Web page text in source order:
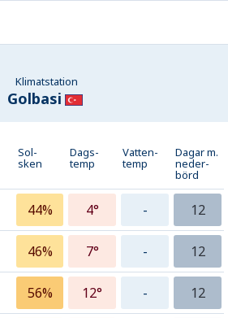
Klimatstation
Golbasi
Sol-
sken
Dags-
temp
Vatten-
temp
Dagar m.
neder­
börd
44% 4° - 12
46% 7° - 12
56% 12° - 12